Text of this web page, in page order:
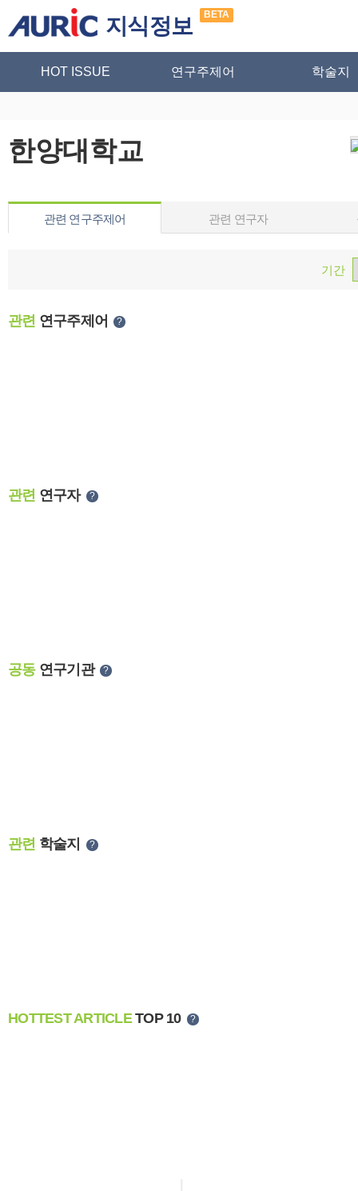
지식정보 BETA
HOT ISSUE 연구주제어 학술지
한양대학교
관련 연구주제어 관련 연구자
기간
관련 연구주제어 ?
관련 연구자 ?
공동연구기관 ?
관련 학술지 ?
HOTTEST ARTICLETOP 10 ?